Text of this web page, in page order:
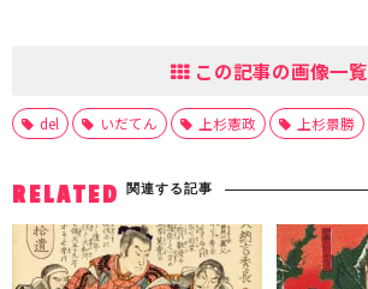
この記事の画像一覧
del いだてん 上杉憲政 上杉景勝
RELATED 関連する記事